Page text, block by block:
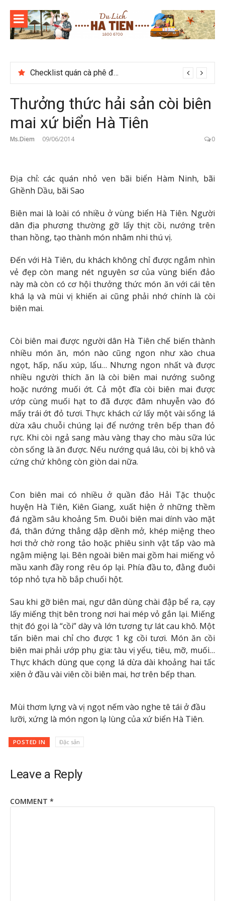
content
Checklist quán cà phê đẹp dịp 2/9 ở Đà Lạt nên ghé
Thưởng thức hải sản còi biên
mai xứ biển Hà Tiên
Ms.Diem 09/06/2014 0
Địa chỉ: các quán nhỏ ven bãi biển Hàm Ninh, bãi
Ghềnh Dầu, bãi Sao
Biên mai là loài có nhiều ở vùng biển Hà Tiên. Người
dân địa phương thường gỡ lấy thịt cồi, nướng trên
than hồng, tạo thành món nhâm nhi thú vị.
Đến với Hà Tiên, du khách không chỉ được ngắm nhìn
vẻ đẹp còn mang nét nguyên sơ của vùng biển đảo
này mà còn có cơ hội thưởng thức món ăn với cái tên
khá lạ và mùi vị khiến ai cũng phải nhớ chính là còi
biên mai.
Còi biên mai được người dân Hà Tiên chế biến thành
nhiều món ăn, món nào cũng ngon như xào chua
ngọt, hấp, nấu xúp, lẩu… Nhưng ngon nhất và được
nhiều người thích ăn là còi biên mai nướng suông
hoặc nướng muối ớt. Cả một đĩa còi biên mai được
ướp cùng muối hạt to đã được đâm nhuyễn vào đó
mấy trái ớt đỏ tươi. Thực khách cứ lấy một vài sống lá
dừa xâu chuỗi chúng lại để nướng trên bếp than đỏ
rực. Khi còi ngả sang màu vàng thay cho màu sữa lúc
còn sống là ăn được. Nếu nướng quá lâu, còi bị khô và
cứng chứ không còn giòn dai nữa.
Con biên mai có nhiều ở quần đảo Hải Tặc thuộc
huyện Hà Tiên, Kiên Giang, xuất hiện ở những thềm
đá ngầm sâu khoảng 5m. Đuôi biên mai dính vào mặt
đá, thân đứng thẳng dập dềnh mở, khép miệng theo
hơi thở chờ rong tảo hoặc phiêu sinh vật tấp vào mà
ngậm miệng lại. Bên ngoài biên mai gồm hai miếng vỏ
mầu xanh đầy rong rêu óp lại. Phía đầu to, đằng đuôi
tóp nhỏ tựa hồ bắp chuối hột.
Sau khi gỡ biên mai, ngư dân dùng chài đập bể ra, cạy
lấy miếng thịt bên trong nơi hai mép vỏ gắn lại. Miếng
thịt đó gọi là “cồi” dày và lớn tương tự lát cau khô. Một
tấn biên mai chỉ cho được 1 kg cồi tươi. Món ăn cồi
biên mai phải ướp phụ gia: tàu vị yểu, tiêu, mỡ, muối…
Thực khách dùng que cọng lá dừa dài khoảng hai tấc
xiên ở đầu vài viên cồi biên mai, hơ trên bếp than.
Mùi thơm lựng và vị ngọt nếm vào nghe tê tái ở đầu
lưỡi, xứng là món ngon lạ lùng của xứ biển Hà Tiên.
POSTED IN Đặc sản
Leave a Reply
COMMENT *